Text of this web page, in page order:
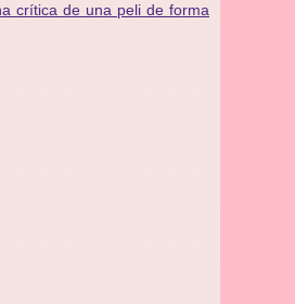
crítica de una peli de forma